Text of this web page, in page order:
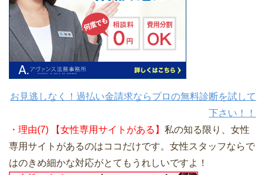
お見逃しなく！過払い金請求ならプロの無料診断を試して
下さい！！
・理由(7) 【女性専用サイトがある】 私の知る限り、女性
専用サイトがあるのはココだけです。女性スタッフならで
はのきめ細かな対応がとてもうれしいですよ！